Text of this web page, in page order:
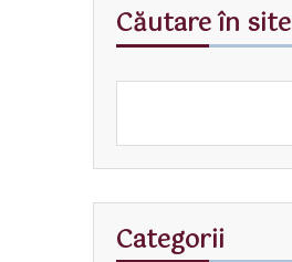
Căutare în site
Categorii